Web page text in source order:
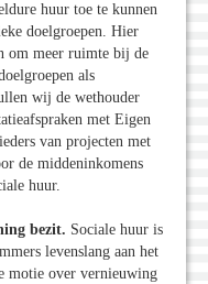
huur toe te kunnen
doelgroepen. Hier
om meer ruimte bij de
als
wij de wethouder
met Eigen
van projecten met
de middeninkomens
huur.
bezit. Sociale huur is
levenslang aan het
motie over vernieuwing